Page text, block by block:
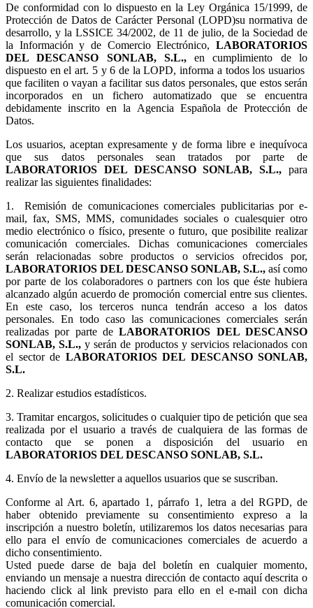
De conformidad con lo dispuesto en la Ley Orgánica 15/1999, de
Protección de Datos de Carácter Personal (LOPD)su normativa de
desarrollo, y la LSSICE 34/2002, de 11 de julio, de la Sociedad de
la Información y de Comercio Electrónico, LABORATORIOS
DEL DESCANSO SONLAB, S.L.,en cumplimiento de lo
dispuesto en el art. 5 y 6 de la LOPD, informa a todos los usuarios
que faciliten o vayan a facilitar sus datos personales, que estos serán
incorporados en un fichero automatizado que se encuentra
debidamente inscrito en la Agencia Española de Protección de
Datos.
Los usuarios, aceptan expresamente y de forma libre e inequívoca
que sus datos personales sean tratados por parte de
LABORATORIOS DEL DESCANSO SONLAB, S.L., para
realizar las siguientes finalidades:
1.Remisión de comunicaciones comerciales publicitarias por e-
mail, fax, SMS, MMS, comunidades sociales o cualesquier otro
medio electrónico o físico, presente o futuro, que posibilite realizar
comunicación comerciales. Dichas comunicaciones comerciales
serán relacionadas sobre productos o servicios ofrecidos por,
LABORATORIOS DEL DESCANSO SONLAB, S.L., así como
por parte de los colaboradores o partners con los que éste hubiera
alcanzado algún acuerdo de promoción comercial entre sus clientes.
En este caso, los terceros nunca tendrán acceso a los datos
personales. En todo caso las comunicaciones comerciales serán
realizadas por parte deLABORATORIOS DEL DESCANSO
SONLAB, S.L., y serán de productos y servicios relacionados con
el sector de LABORATORIOS DEL DESCANSO SONLAB,
S.L.
2. Realizar estudios estadísticos.
3.Tramitar encargos, solicitudes o cualquier tipo de petición que sea
realizada por el usuario a través de cualquiera de las formas de
contacto que se ponen a disposición del usuario en
LABORATORIOS DEL DESCANSO SONLAB, S.L.
4. Envío de la newsletter a aquellos usuarios que se suscriban.
Conforme al Art. 6, apartado 1, párrafo 1, letra a del RGPD, de
haber obtenido previamente su consentimiento expreso a la
inscripción a nuestro boletín, utilizaremos los datos necesarias para
ello para el envío de comunicaciones comerciales de acuerdo a
dicho consentimiento.
Usted puede darse de baja del boletín en cualquier momento,
enviando un mensaje a nuestra dirección de contacto aquí descrita o
haciendo click al link previsto para ello en el e-mail con dicha
comunicación comercial.